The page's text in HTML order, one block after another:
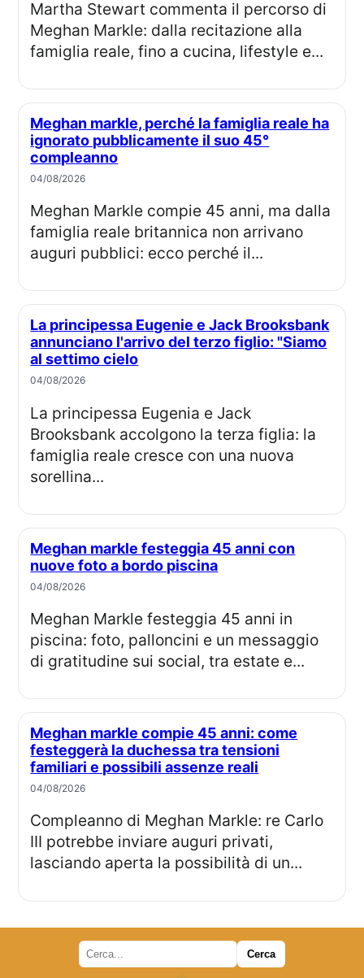
Martha Stewart commenta il percorso di
Meghan Markle: dalla recitazione alla
famiglia reale, fino a cucina, lifestyle e...
Meghan markle, perché la famiglia reale ha
ignorato pubblicamente il suo 45°
compleanno
04/08/2026
Meghan Markle compie 45 anni, ma dalla
famiglia reale britannica non arrivano
auguri pubblici: ecco perché il...
La principessa Eugenie e Jack Brooksbank
annunciano l'arrivo del terzo figlio: "Siamo
al settimo cielo
04/08/2026
La principessa Eugenia e Jack
Brooksbank accolgono la terza figlia: la
famiglia reale cresce con una nuova
sorellina...
Meghan markle festeggia 45 anni con
nuove foto a bordo piscina
04/08/2026
Meghan Markle festeggia 45 anni in
piscina: foto, palloncini e un messaggio
di gratitudine sui social, tra estate e...
Meghan markle compie 45 anni: come
festeggerà la duchessa tra tensioni
familiari e possibili assenze reali
04/08/2026
Compleanno di Meghan Markle: re Carlo
III potrebbe inviare auguri privati,
lasciando aperta la possibilità di un...